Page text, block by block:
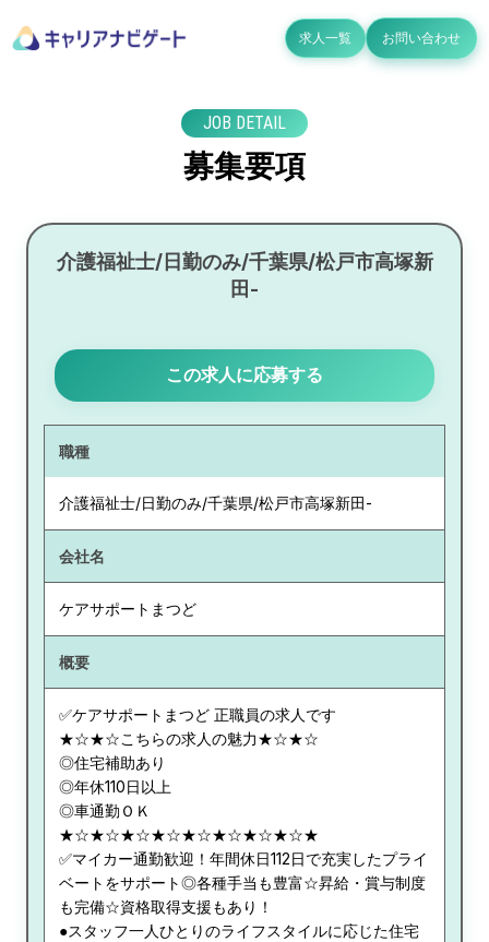
求人一覧 お問い合わせ
JOB DETAIL
募集要項
介護福祉士/日勤のみ/千葉県/松戸市高塚新
田-
この求人に応募する
職種
介護福祉士/日勤のみ/千葉県/松戸市高塚新田-
会社名
ケアサポートまつど
概要
✅ケアサポートまつど 正職員の求人です
★☆★☆こちらの求人の魅力★☆★☆
◎住宅補助あり
◎年休110日以上
◎車通勤ＯＫ
★☆★☆★☆★☆★☆★☆★☆★☆★
✅マイカー通勤歓迎！年間休日112日で充実したプライ
ベートをサポート◎各種手当も豊富☆昇給・賞与制度
も完備☆資格取得支援もあり！
●スタッフ一人ひとりのライフスタイルに応じた住宅